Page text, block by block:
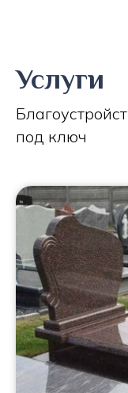
Услуги
под ключ